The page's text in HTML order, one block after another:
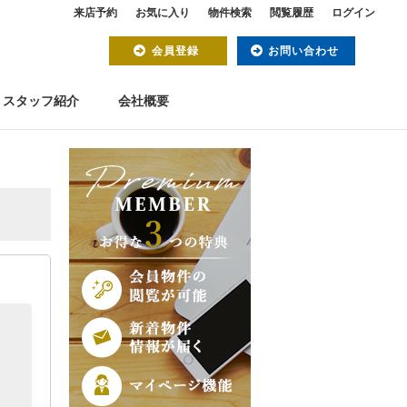
来店予約 お気に入り 物件検索 閲覧履歴 ログイン
会員登録 お問い合わせ
スタッフ紹介 会社概要